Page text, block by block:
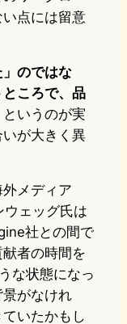
い点には留意
」のではな
ころで、品
というのが実
が大きく異
メディア
ェッグ氏は
社との間で
者の時間を
な状態になっ
がなけれ
いたかもし